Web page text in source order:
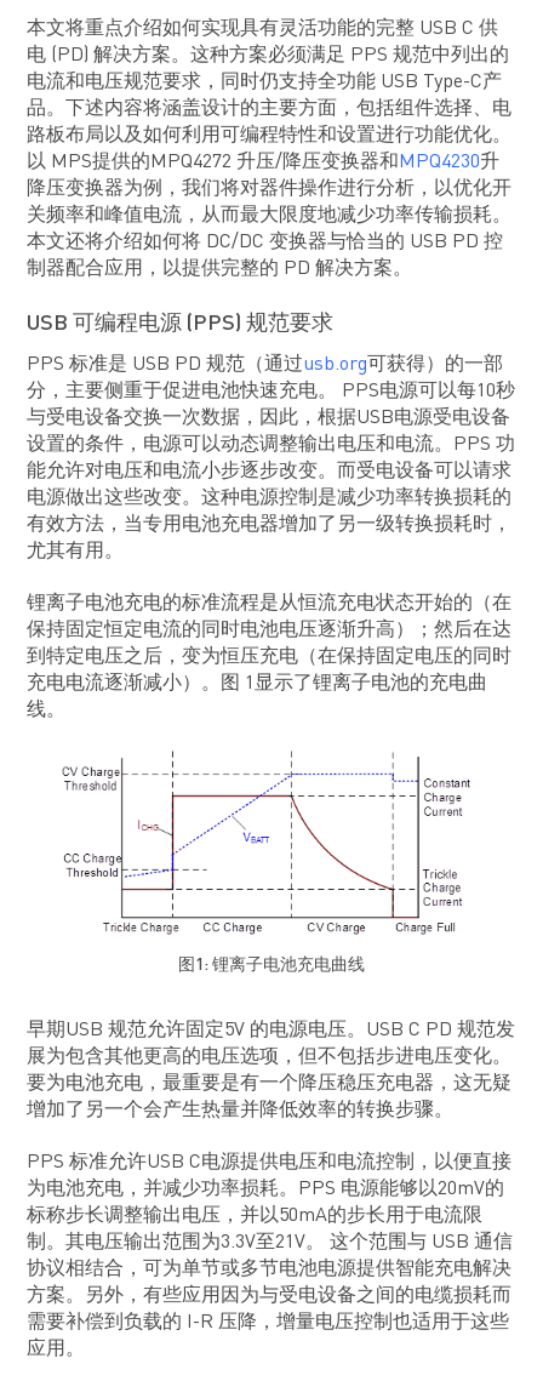
本文将重点介绍如何实现具有灵活功能的完整 USB C 供
电 (PD) 解决方案。这种方案必须满足 PPS 规范中列出的
电流和电压规范要求，同时仍支持全功能 USB Type-C产
品。下述内容将涵盖设计的主要方面，包括组件选择、电
路板布局以及如何利用可编程特性和设置进行功能优化。
以 MPS提供的MPQ4272 升压/降压变换器和 MPQ4230升
降压变换器为例，我们将对器件操作进行分析，以优化开
关频率和峰值电流，从而最大限度地减少功率传输损耗。
本文还将介绍如何将 DC/DC 变换器与恰当的 USB PD 控
制器配合应用，以提供完整的 PD 解决方案。
USB 可编程电源 (PPS) 规范要求
PPS 标准是 USB PD 规范（通过usb.org可获得）的一部
分，主要侧重于促进电池快速充电。 PPS电源可以每10秒
与受电设备交换一次数据，因此，根据USB电源受电设备
设置的条件，电源可以动态调整输出电压和电流。PPS 功
能允许对电压和电流小步逐步改变。而受电设备可以请求
电源做出这些改变。这种电源控制是减少功率转换损耗的
有效方法，当专用电池充电器增加了另一级转换损耗时，
尤其有用。
锂离子电池充电的标准流程是从恒流充电状态开始的（在
保持固定恒定电流的同时电池电压逐渐升高）；然后在达
到特定电压之后，变为恒压充电（在保持固定电压的同时
充电电流逐渐减小）。图 1显示了锂离子电池的充电曲
线。
图1: 锂离子电池充电曲线
早期USB 规范允许固定5V 的电源电压。USB C PD 规范发
展为包含其他更高的电压选项，但不包括步进电压变化。
要为电池充电，最重要是有一个降压稳压充电器，这无疑
增加了另一个会产生热量并降低效率的转换步骤。
PPS 标准允许USB C电源提供电压和电流控制，以便直接
为电池充电，并减少功率损耗。PPS 电源能够以20mV的
标称步长调整输出电压，并以50mA的步长用于电流限
制。其电压输出范围为3.3V至21V。 这个范围与 USB 通信
协议相结合，可为单节或多节电池电源提供智能充电解决
方案。另外，有些应用因为与受电设备之间的电缆损耗而
需要补偿到负载的 I-R 压降，增量电压控制也适用于这些
应用。